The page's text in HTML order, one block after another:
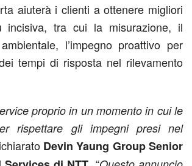
aiuterà i clienti a ottenere migliori
incisiva, tra cui la misurazione, il
l’impegno proattivo per
tempi di risposta nel rilevamento
proprio in un momento in cui le
rispettare gli impegni presi nel
Devin Yaung Group Senior